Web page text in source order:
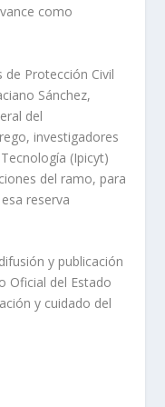
como
Protección Civil
Sánchez,
del
investigadores
(Ipicyt)
del ramo, para
reserva
y publicación
Oficial del Estado
y cuidado del